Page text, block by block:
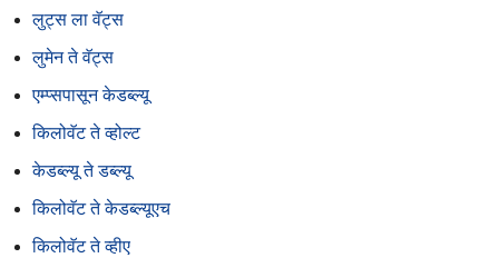
लुट्स ला वॅट्स
लुमेन ते वॅट्स
एम्प्सपासून केडब्ल्यू
किलोवॅट ते व्होल्ट
केडब्ल्यू ते डब्ल्यू
किलोवॅट ते केडब्ल्यूएच
किलोवॅट ते व्हीए